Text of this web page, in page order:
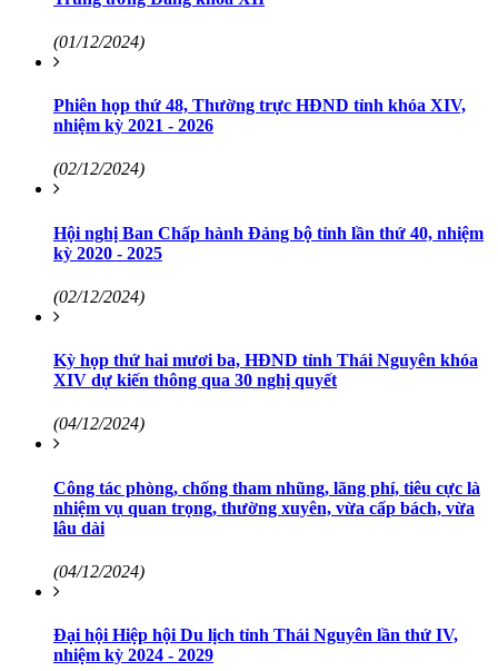
(01/12/2024)
Phiên họp thứ 48, Thường trực HĐND tỉnh khóa XIV,
nhiệm kỳ 2021 - 2026
(02/12/2024)
Hội nghị Ban Chấp hành Đảng bộ tỉnh lần thứ 40, nhiệm
kỳ 2020 - 2025
(02/12/2024)
Kỳ họp thứ hai mươi ba, HĐND tỉnh Thái Nguyên khóa
XIV dự kiến thông qua 30 nghị quyết
(04/12/2024)
Công tác phòng, chống tham nhũng, lãng phí, tiêu cực là
nhiệm vụ quan trọng, thường xuyên, vừa cấp bách, vừa
lâu dài
(04/12/2024)
Đại hội Hiệp hội Du lịch tỉnh Thái Nguyên lần thứ IV,
nhiệm kỳ 2024 - 2029